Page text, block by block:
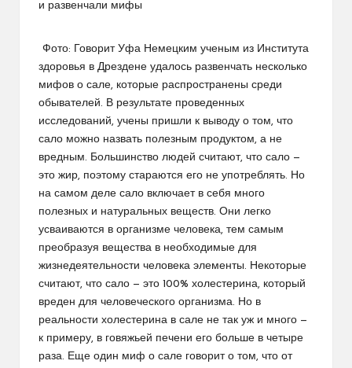
Фото: Говорит Уфа Немецким ученым из Института
здоровья в Дрездене удалось развенчать несколько
мифов о сале, которые распространены среди
обывателей. В результате проведенных
исследований, учены пришли к выводу о том, что
сало можно назвать полезным продуктом, а не
вредным. Большинство людей считают, что сало —
это жир, поэтому стараются его не употреблять. Но
на самом деле сало включает в себя много
полезных и натуральных веществ. Они легко
усваиваются в организме человека, тем самым
преобразуя вещества в необходимые для
жизнедеятельности человека элементы. Некоторые
считают, что сало — это 100% холестерина, который
вреден для человеческого организма. Но в
реальности холестерина в сале не так уж и много —
к примеру, в говяжьей печени его больше в четыре
раза. Еще один миф о сале говорит о том, что от